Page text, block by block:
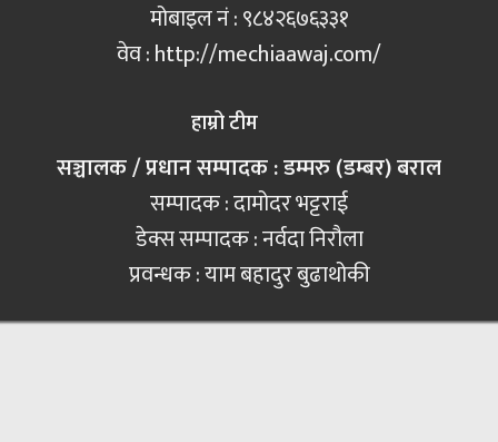
मोबाइल नं‍ : ९८४२६७६३३१
वेव : http://mechiaawaj.com/
हाम्रो टीम
सञ्चालक / प्रधान सम्पादक : डम्मरु (डम्बर) बराल
सम्पादक : दामोदर भट्टराई
डेक्स सम्पादक : नर्वदा निरौला
प्रवन्धक : याम बहादुर बुढाथोकी